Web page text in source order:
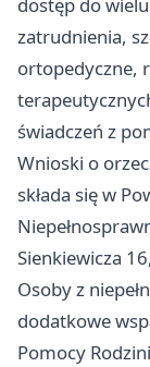
dostęp do
zatrudnienia,
ortopedyczne,
świadczeń z
Wnioski o
składa się w
Sienkiewicza
Osoby z
dodatkowe
Pomocy